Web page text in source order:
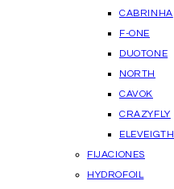
CABRINHA
F-ONE
DUOTONE
NORTH
CAVOK
CRAZYFLY
ELEVEIGTH
FIJACIONES
HYDROFOIL